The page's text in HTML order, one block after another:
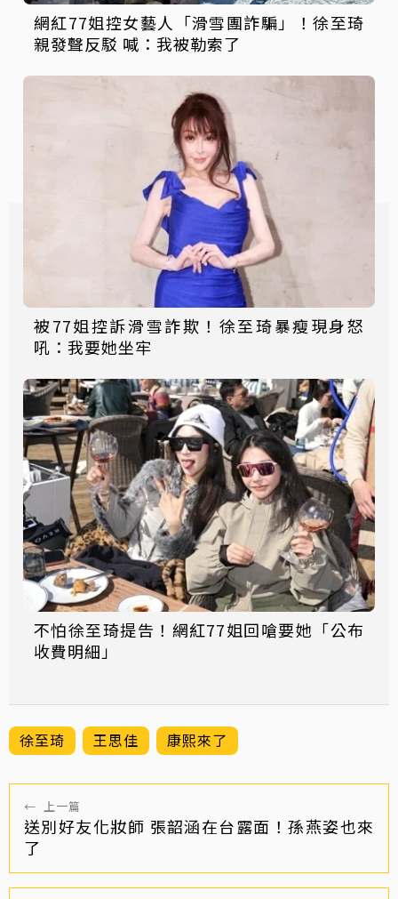
網紅77姐控女藝人「滑雪團詐騙」！徐至琦
親發聲反駁 喊：我被勒索了
被77姐控訴滑雪詐欺！徐至琦暴瘦現身怒
吼：我要她坐牢
不怕徐至琦提告！網紅77姐回嗆要她「公布
收費明細」
徐至琦 王思佳 康熙來了
← 上一篇
送別好友化妝師 張韶涵在台露面！孫燕姿也來
了